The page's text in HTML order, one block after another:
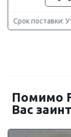
Срок поставки:
Помимо
Вас